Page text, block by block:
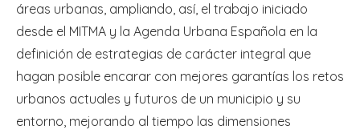
áreas urbanas, ampliando, así, el trabajo iniciado
desde el MITMA y la Agenda Urbana Española en la
definición de estrategias de carácter integral que
hagan posible encarar con mejores garantías los retos
urbanos actuales y futuros de un municipio y su
entorno, mejorando al tiempo las dimensiones